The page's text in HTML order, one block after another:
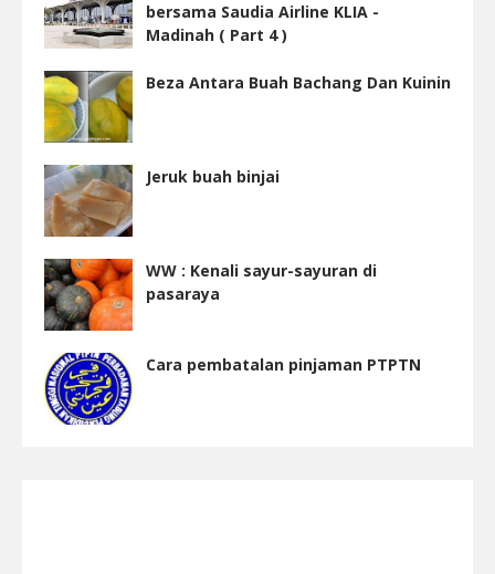
bersama Saudia Airline KLIA -
Madinah ( Part 4 )
Beza Antara Buah Bachang Dan Kuinin
Jeruk buah binjai
WW : Kenali sayur-sayuran di
pasaraya
Cara pembatalan pinjaman PTPTN